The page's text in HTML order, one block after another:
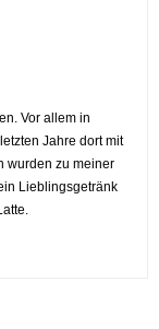
Vor allem in
Jahre dort mit
wurden zu meiner
Lieblingsgetränk